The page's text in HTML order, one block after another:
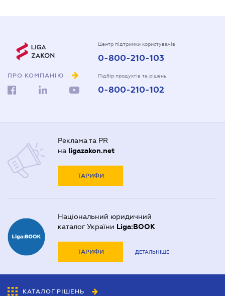
ПРО КОМПАНІЮ
Центр підтримки користувачів
0-800-210-103
Підбір продуктів та рішень
0-800-210-102
Реклама та PR
на ligazakon.net
ТАРИФИ
Національний юридичний
каталог України Liga:BOOK
ТАРИФИ ДЕТАЛЬНІШЕ
КАТАЛОГ РІШЕНЬ